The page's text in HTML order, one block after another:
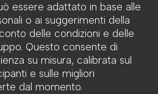
essere adattato in base alle
o ai suggerimenti della
delle condizioni e delle
Questo consente di
su misura, calibrata sul
e sulle migliori
dal momento.